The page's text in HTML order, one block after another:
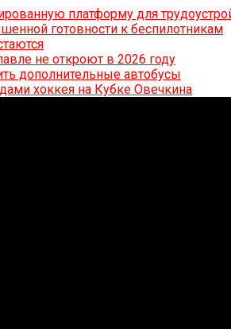
платформу для
готовности к беспилотникам
не откроют в 2026 году
дополнительные автобусы
хоккея на Кубке Овечкина